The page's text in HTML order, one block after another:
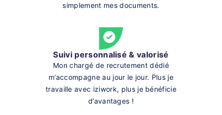
simplement mes documents.
Suivi personnalisé & valorisé
Mon chargé de recrutement dédié
m’accompagne au jour le jour. Plus je
travaille avec iziwork, plus je bénéficie
d’avantages !